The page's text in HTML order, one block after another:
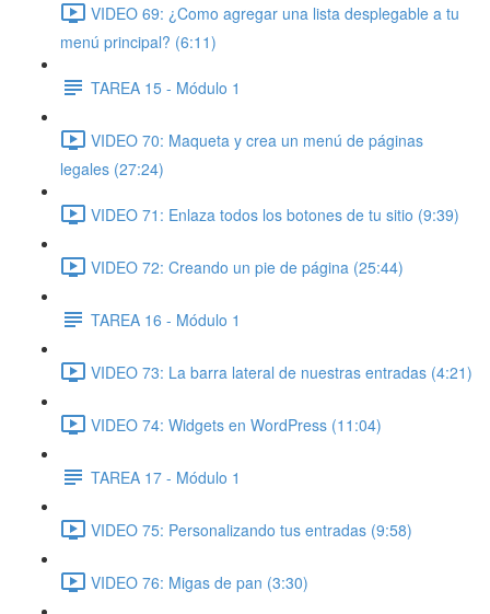
VIDEO 69: ¿Como agregar una lista desplegable a tu
menú principal? (6:11)
TAREA 15 - Módulo 1
VIDEO 70: Maqueta y crea un menú de páginas
legales (27:24)
VIDEO 71: Enlaza todos los botones de tu sitio (9:39)
VIDEO 72: Creando un pie de página (25:44)
TAREA 16 - Módulo 1
VIDEO 73: La barra lateral de nuestras entradas (4:21)
VIDEO 74: Widgets en WordPress (11:04)
TAREA 17 - Módulo 1
VIDEO 75: Personalizando tus entradas (9:58)
VIDEO 76: Migas de pan (3:30)